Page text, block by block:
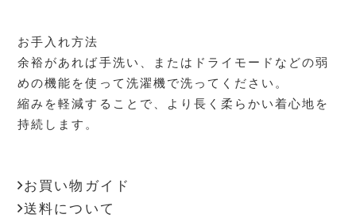
お手入れ方法
余裕があれば手洗い、またはドライモードなどの弱
めの機能を使って洗濯機で洗ってください。
縮みを軽減することで、より長く柔らかい着心地を
持続します。
お買い物ガイド
送料について